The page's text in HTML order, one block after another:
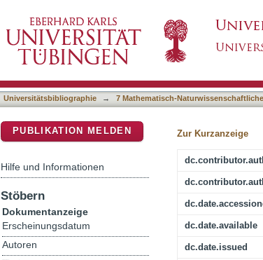
Fire as high-elevation cold
in the Central Andes
Universitätsbibliographie → 7 Mathematisch-
Zur Kurzanzeige
dc.date.available
dc.date.issued
PUBLIKATION MELDEN
Hilfe und Informationen
Stöbern
Dokumentanzeige
Erscheinungsdatum
Autoren